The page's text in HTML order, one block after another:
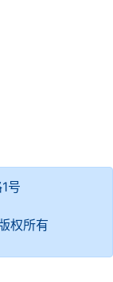
号
权所有